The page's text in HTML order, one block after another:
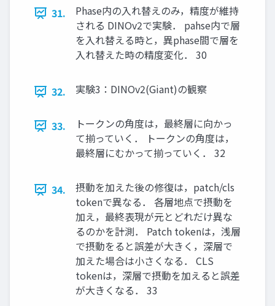
31.
Phase内の入れ替えのみ，精度が維持
される DINOv2で実験． pahse内で層
を入れ替える時と，異phase間で層を
入れ替えた時の精度変化． 30
32. 実験3：DINOv2(Giant)の観察
33.
トークンの角度は，最終層に向かっ
て揃っていく． トークンの角度は，
最終層にむかって揃っていく． 32
34.
摂動を加えた後の修復は，patch/cls
tokenで異なる． 各層地点で摂動を
加え，最終表現が元とどれだけ異な
るのかを計測． Patch tokenは，浅層
で摂動をると誤差が大きく，深層で
加えた場合は小さくなる． CLS
tokenは，深層で摂動を加えると誤差
が大きくなる． 33